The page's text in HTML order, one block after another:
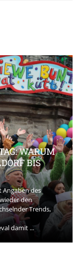
WARUM
BIS
Angaben des
den
Trends,
damit ...